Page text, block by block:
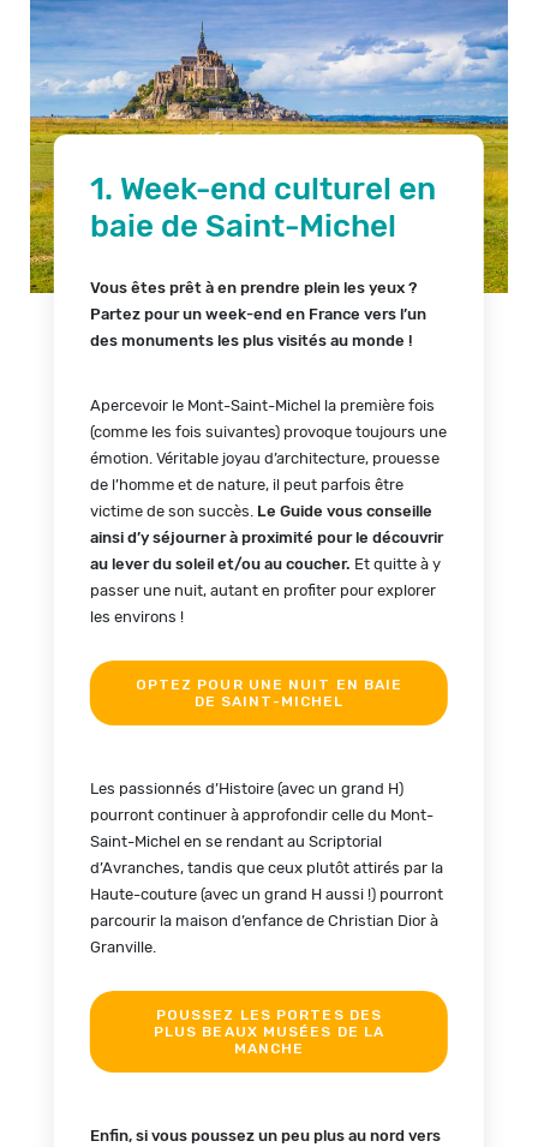
1. Week-end culturel en
baie de Saint-Michel
Vous êtes prêt à en prendre plein les yeux ?
Partez pour un week-end en France vers l’un
des monuments les plus visités au monde !
Apercevoir le Mont-Saint-Michel la première fois
(comme les fois suivantes) provoque toujours une
émotion. Véritable joyau d’architecture, prouesse
de l’homme et de nature, il peut parfois être
victime de son succès. Le Guide vous conseille
ainsi d’y séjourner à proximité pour le découvrir
au lever du soleil et/ou au coucher. Et quitte à y
passer une nuit, autant en profiter pour explorer
les environs !
OPTEZ POUR UNE NUIT EN BAIE
DE SAINT-MICHEL
Les passionnés d’Histoire (avec un grand H)
pourront continuer à approfondir celle du Mont-
Saint-Michel en se rendant au Scriptorial
d’Avranches, tandis que ceux plutôt attirés par la
Haute-couture (avec un grand H aussi !) pourront
parcourir la maison d’enfance de Christian Dior à
Granville.
POUSSEZ LES PORTES DES
PLUS BEAUX MUSÉES DE LA
MANCHE
Enfin, si vous poussez un peu plus au nord vers